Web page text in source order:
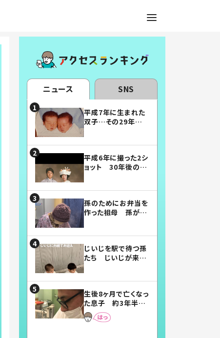
ニュース SNS
平成7年に生まれた
双子…その29年後
平成6年に撮った2シ
ョット 30年後の姿
孫のためにお弁当を
作った祖母 孫が絶
じいじを駅で待つ孫
たち じいじが来た
まらない」「幸せにな
れる」
生後8ヶ月で亡くなっ
た息子 約3年半
後、当時の妻の日記
に書いてあった本音